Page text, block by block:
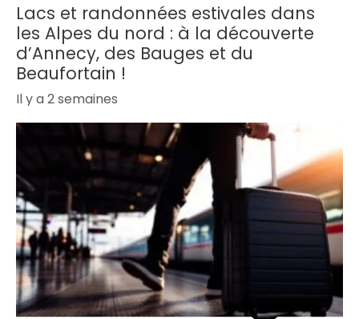
Lacs et randonnées estivales dans
les Alpes du nord : à la découverte
d’Annecy, des Bauges et du
Beaufortain !
Il y a 2 semaines